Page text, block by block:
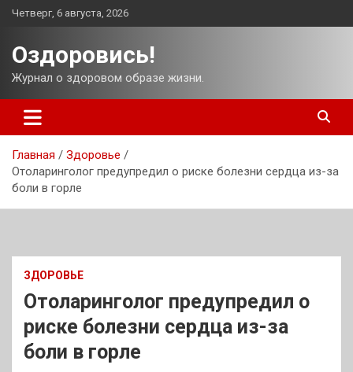
Перейти
Четверг, 6 августа, 2026
Оздоровись!
Журнал о здоровом образе жизни.
Главная
Здоровье
Отоларинголог предупредил о риске болезни сердца из-за
боли в горле
ЗДОРОВЬЕ
Отоларинголог предупредил о
риске болезни сердца из-за
боли в горле